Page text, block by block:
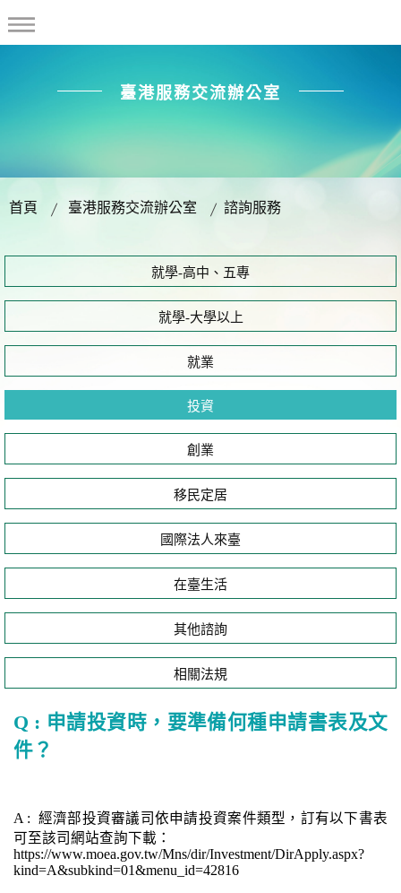
臺港服務交流辦公室
首頁 臺港服務交流辦公室 諮詢服務
就學-高中、五專
就學-大學以上
就業
投資
創業
移民定居
國際法人來臺
在臺生活
其他諮詢
相關法規
Q : 申請投資時，要準備何種申請書表及文
件？
A : 經濟部投資審議司依申請投資案件類型，訂有以下書表
可至該司網站查詢下載：
https://www.moea.gov.tw/Mns/dir/Investment/DirApply.aspx?
kind=A&subkind=01&menu_id=42816